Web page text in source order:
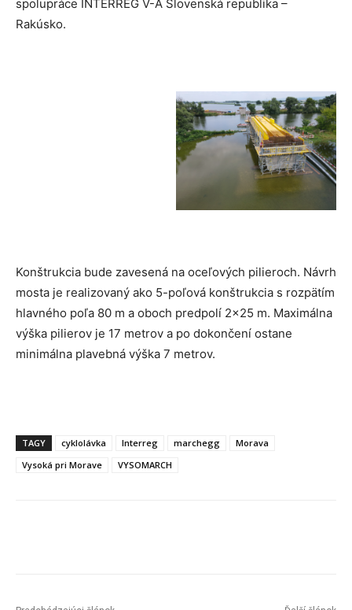
spolupráce INTERREG V-A Slovenská republika –
Rakúsko.
Konštrukcia bude zavesená na oceľových pilieroch. Návrh
mosta je realizovaný ako 5-poľová konštrukcia s rozpätím
hlavného poľa 80 m a oboch predpolí 2×25 m. Maximálna
výška pilierov je 17 metrov a po dokončení ostane
minimálna plavebná výška 7 metrov.
TAGY cyklolávka Interreg marchegg
Morava
Vysoká pri Morave
VYSOMARCH